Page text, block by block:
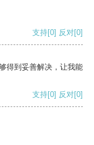
支持[0] 反对[0]
得到妥善解决，让我能
支持[0] 反对[0]